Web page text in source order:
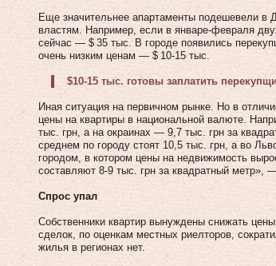
Еще значительнее апартаменты подешевели в
властям. Например, если в январе-февраля
сейчас — $ 35 тыс. В городе появились
очень низким ценам — $ 10‑15 тыс.
$10‑15 тыс. готовы заплатить
Иная ситуация на первичном рынке. Но в
цены на квартиры в национальной валюте.
тыс. грн, а на окраинах — 9,7 тыс. грн за
среднем по городу стоят 10,5 тыс. грн, а во
городом, в котором цены на недвижимость
составляют 8‑9 тыс. грн за квадратный метр»,
Спрос упал
Собственники квартир вынуждены снижать
сделок, по оценкам местных риелторов,
жилья в регионах нет.